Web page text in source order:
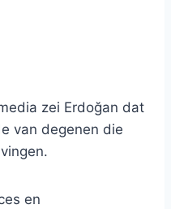
zei Erdoğan dat
van degenen die
en